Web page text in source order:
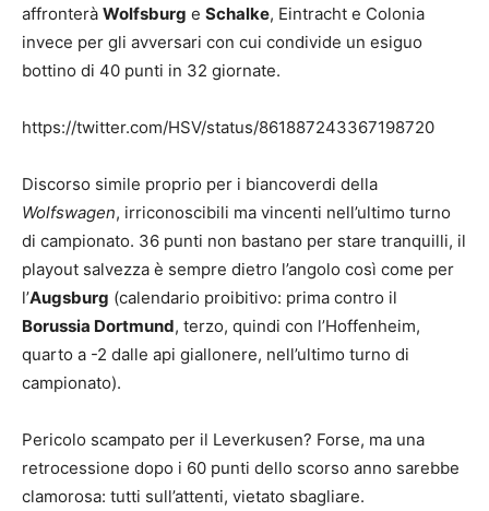
affronterà Wolfsburg e Schalke, Eintracht e Colonia
invece per gli avversari con cui condivide un esiguo
bottino di 40 punti in 32 giornate.
https://twitter.com/HSV/status/861887243367198720
Discorso simile proprio per i biancoverdi della
Wolfswagen, irriconoscibili ma vincenti nell’ultimo turno
di campionato. 36 punti non bastano per stare tranquilli, il
playout salvezza è sempre dietro l’angolo così come per
l’Augsburg (calendario proibitivo: prima contro il
Borussia Dortmund, terzo, quindi con l’Hoffenheim,
quarto a -2 dalle api giallonere, nell’ultimo turno di
campionato).
Pericolo scampato per il Leverkusen? Forse, ma una
retrocessione dopo i 60 punti dello scorso anno sarebbe
clamorosa: tutti sull’attenti, vietato sbagliare.